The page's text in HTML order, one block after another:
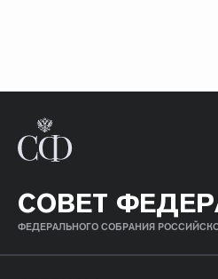
СОВЕТ
ФЕДЕРАЛЬНОГО СОБРАНИЯ